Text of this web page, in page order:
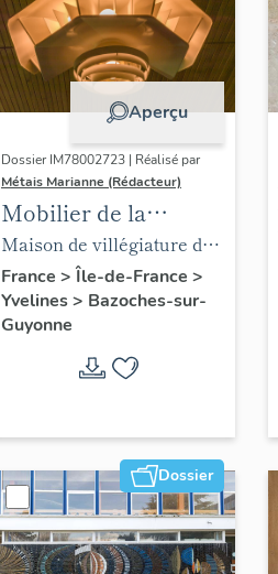
Aperçu
Dossier IM78002723 | Réalisé par
Métais Marianne (Rédacteur)
Mobilier de la
maison Louis Carré
Maison de villégiature dite
maison Louis Carré
France > Île-de-France >
Yvelines> Bazoches-sur-
Guyonne
Dossier